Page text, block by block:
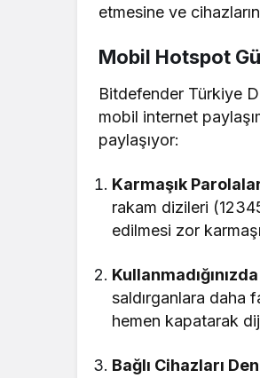
etmesine ve
Mobil Hotspot
Bitdefender Türkiye
mobil internet
paylaşıyor:
Karmaşık
rakam dizileri
edilmesi zor
Kullanmadığınızda
saldırganlara daha
hemen kapatarak
Bağlı Cihazları